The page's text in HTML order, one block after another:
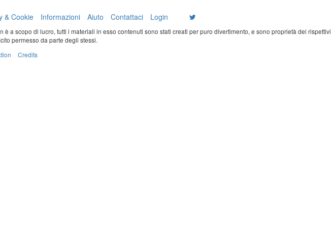
& Cookie Informazioni Aiuto Contattaci Login
a scopo di lucro, tutti i materiali in esso contenuti sono stati creati per puro divertimento, e sono proprietà dei rispettivi
permesso da parte degli stessi.
Credits